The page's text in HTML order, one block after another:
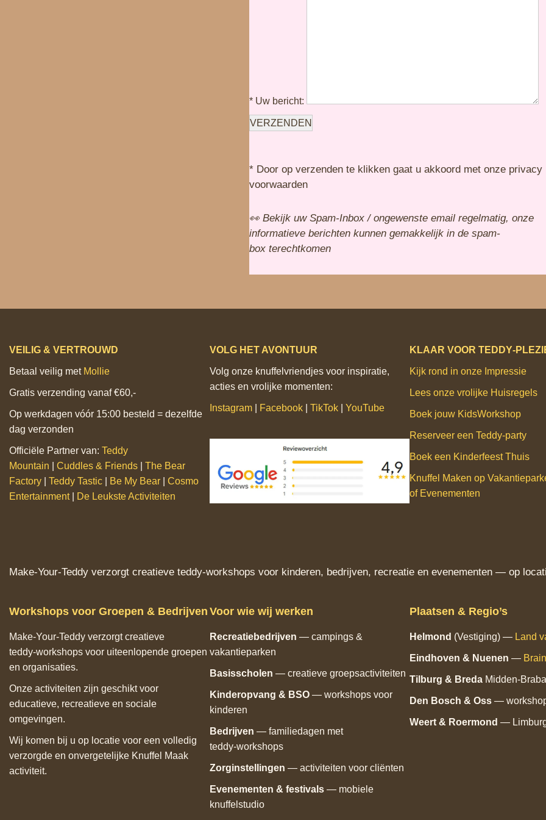
* Uw bericht:
* Door op verzenden te klikken gaat u akkoord met onze privacy
voorwaarden
👀 Bekijk uw Spam-Inbox / ongewenste email regelmatig, onze
informatieve berichten kunnen gemakkelijk in de spam-
box terechtkomen
VEILIG & VERTROUWD
Betaal veilig met Mollie
Gratis verzending vanaf €60,-
Op werkdagen vóór 15:00 besteld = dezelfde
dag verzonden
Officiële Partner van: Teddy
Mountain
Cuddles & Friends
The Bear
Factory
Teddy Tastic Be My Bear
Cosmo
Entertainment| De Leukste Activiteiten
VOLG HET AVONTUUR
Volg onze knuffelvriendjes voor inspiratie,
acties en vrolijke momenten:
Instagram| Facebook| TikTok| YouTube
KLAAR VOOR
Kijk rond in onze Impressie
Lees onze vrolijke Huisregels
Boek jouw KidsWorkshop
Reserveer een Teddy‑party
Boek een Kinderfeest Thuis
Knuffel Maken op
of Evenementen
Make‑Your‑Teddy verzorgt creatieve teddy‑workshops voor kinderen, bedrijven, recreatie en evenementen — op
Workshops voor Groepen & Bedrijven
Make‑Your‑Teddy verzorgt creatieve
teddy‑workshops voor uiteenlopende groepen
en organisaties.
Onze activiteiten zijn geschikt voor
educatieve, recreatieve en sociale
omgevingen.
Wij komen bij u op locatie voor een volledig
verzorgde en onvergetelijke Knuffel Maak
activiteit.
Voor wie wij werken
Recreatiebedrijven — campings &
vakantieparken
Basisscholen — creatieve groepsactiviteiten
Kinderopvang & BSO— workshops voor
kinderen
Bedrijven — familiedagen met
teddy‑workshops
Zorginstellingen — activiteiten voor cliënten
Evenementen & festivals— mobiele
knuffelstudio
Plaatsen & Regio’s
Helmond (Vestiging) — Land
Eindhoven & Nuenen —
Tilburg & Breda
Den Bosch & Oss —
Weert & Roermond —